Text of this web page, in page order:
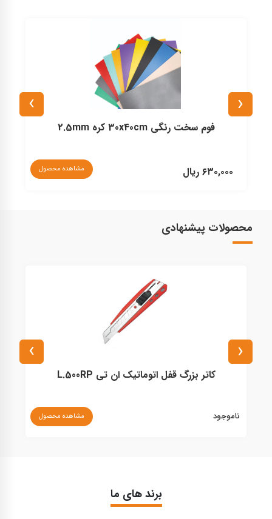
فوم سخت رنگی 30x40cm کره 2.5mm
۶۳۰,۰۰۰ ریال مشاهده محصول
‹
›
محصولات پیشنهادی
کاتر بزرگ قفل اتوماتیک ان تی L.500RP
ناموجود مشاهده محصول
‹
›
برند های ما